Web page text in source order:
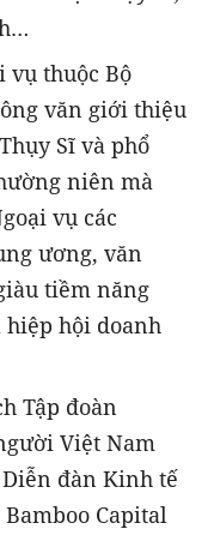
vụ thuộc Bộ
văn giới thiệu
Sĩ và phổ
niên mà
vụ các
ương, văn
tiềm năng
hiệp hội doanh
Tập đoàn
Việt Nam
đàn Kinh tế
Capital